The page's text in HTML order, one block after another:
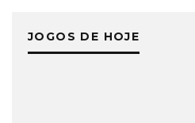
JOGOS DE HOJE